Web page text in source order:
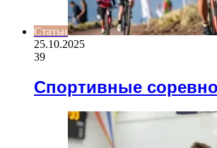
Статьи
25.10.2025
39
Спортивные